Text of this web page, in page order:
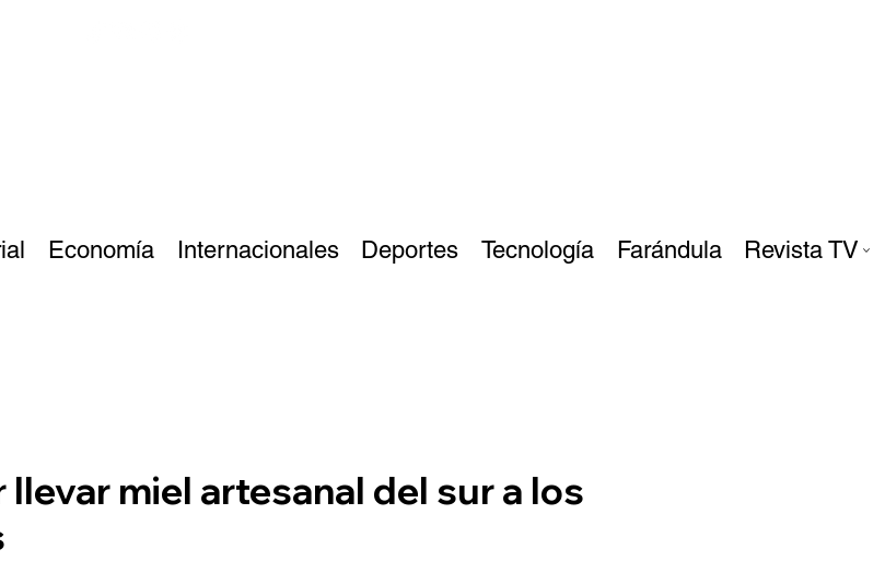
Economía Internacionales Deportes Tecnología Farándula Revista TV
miel artesanal del sur a los